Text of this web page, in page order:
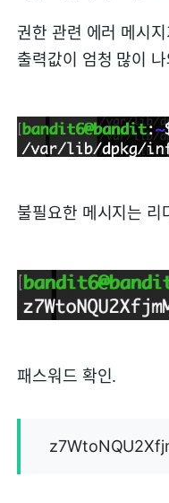
권한 관련 에러 메시
출력값이 엄청 많이
불필요한 메시지는 리
패스워드 확인.